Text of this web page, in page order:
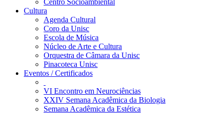
Centro Socioambiental
Cultura
Agenda Cultural
Coro da Unisc
Escola de Música
Núcleo de Arte e Cultura
Orquestra de Câmara da Unisc
Pinacoteca Unisc
Eventos / Certificados
VI Encontro em Neurociências
XXIV Semana Acadêmica da Biologia
Semana Acadêmica da Estética